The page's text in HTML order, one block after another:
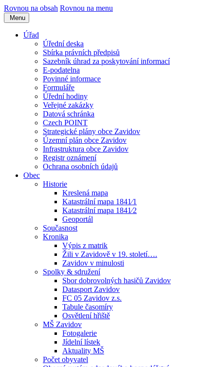
Rovnou na obsah Rovnou na menu
Menu
Úřad
Úřední deska
Sbírka právních předpisů
Sazebník úhrad za poskytování informací
E-podatelna
Povinné informace
Formuláře
Úřední hodiny
Veřejné zakázky
Datová schránka
Czech POINT
Strategické plány obce Zavidov
Územní plán obce Zavidov
Infrastruktura obce Zavidov
Registr oznámení
Ochrana osobních údajů
Obec
Historie
Kreslená mapa
Katastrální mapa 1841⁄1
Katastrální mapa 1841⁄2
Geoportál
Současnost
Kronika
Výpis z matrik
Žili v Zavidově v 19. století….
Zavidov v minulosti
Spolky & sdružení
Sbor dobrovolných hasičů Zavidov
Datasport Zavidov
FC 05 Zavidov z.s.
Tabule časomíry
Osvětlení hřiště
MŠ Zavidov
Fotogalerie
Jídelní lístek
Aktuality MŠ
Počet obyvatel